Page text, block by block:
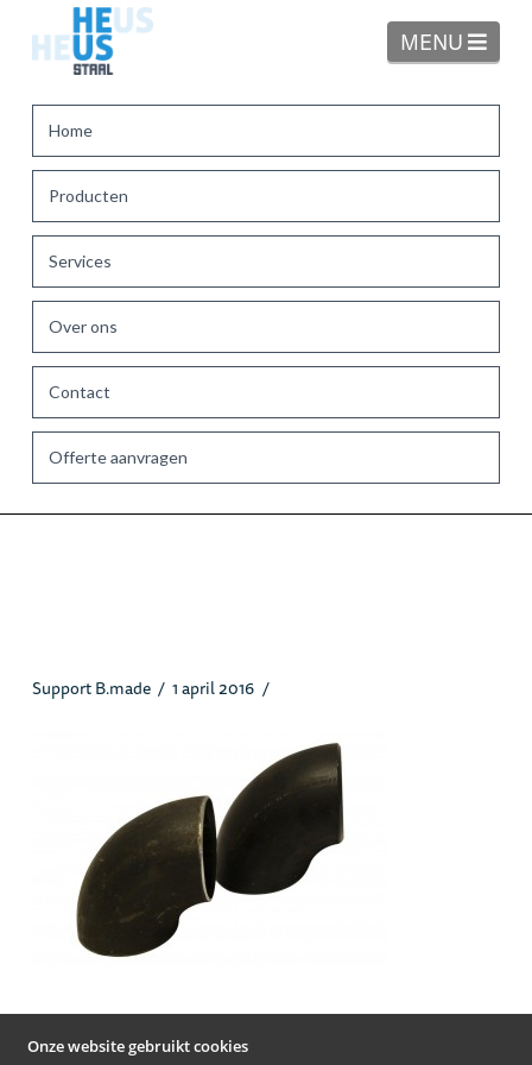
Onze website gebruikt cookies
MENU
Home
Producten
Services
Over ons
Contact
Offerte aanvragen
Support B.made 1 april 2016